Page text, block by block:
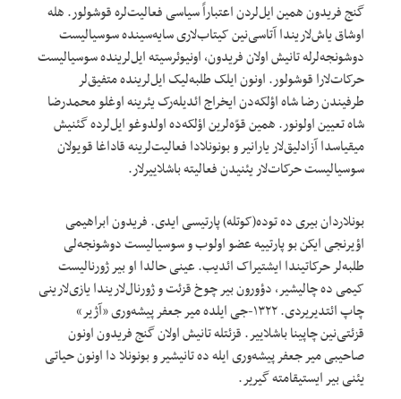
گنج فریدون همین ایل‌لردن اعتباراً سیاسی فعالیت‌لره قوشولور. هله
اوشاق یاش‌لاریندا آتاسی‌نین کیتاب‌لاری سایه‌سینده سوسیالیست
دوشونجه‌لرله تانیش اولان فریدون، اونیوئرسیته ایل‌لرینده سوسیالیست
حرکات‌لارا قوشولور. اونون ایلک طلبه‌لیک ایل‌لرینده متفیق‌لر
طرفیندن رضا شاه اؤلکه‌دن ایخراج ائدیله‌رک یئرینه اوغلو محمدرضا
شاه تعیین اولونور. همین قوّه‌لرین اؤلکه‌ده اولدوغو ایل‌لرده گئنیش
میقیاسدا آزادلیق‌لار یارانیر و بونونلادا فعالیت‌لرینه قاداغا قویولان
سوسیالیست حرکات‌لار یئنیدن فعالیته باشلاییرلار.
بونلاردان بیری ده توده(کوتله) پارتیسی ایدی. فریدون ابراهیمی
اؤیرنجی ایکن بو پارتییه عضو اولوب و سوسیالیست دوشونجه‌لی
طلبه‌لر حرکاتیندا ایشتیراک ائدیب. عینی حالدا او بیر ژورنالیست
کیمی ده چالیشیر، دؤورون بیر چوخ قزئت و ژورنال‌لاریندا یازی‌لارینی
چاپ ائتدیریردی. ۱۳۲۲-جی ایلده میر جعفر پیشه‌وری «آژیر»
قزئتی‌نین چاپینا باشلاییر. قزئتله تانیش اولان گنج فریدون اونون
صاحیبی میر جعفر پیشه‌وری ایله ده تانیشیر و بونونلا دا اونون حیاتی
یئنی بیر ایستیقامته گیریر.